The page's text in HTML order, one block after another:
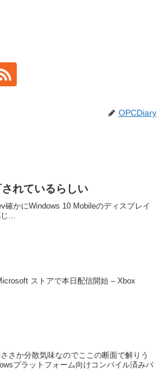
OPCDiary
れているらしい
確かにWindows 10 Mobileのディスプレイ
...
ストアで本日配信開始 – Xbox
さか分散気味なのでここの断面で解りう
プラットフォーム向けコンパイル済みバ